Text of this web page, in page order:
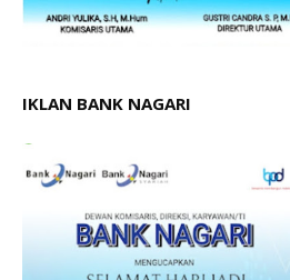
IKLAN BANK NAGARI